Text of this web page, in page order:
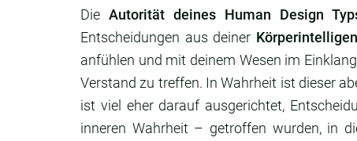
Die Autorität deines Human Design
Entscheidungen aus deiner
anfühlen und mit deinem Wesen im
Verstand zu treffen. In Wahrheit ist dieser
ist viel eher darauf ausgerichtet,
inneren Wahrheit – getroffen wurden, in